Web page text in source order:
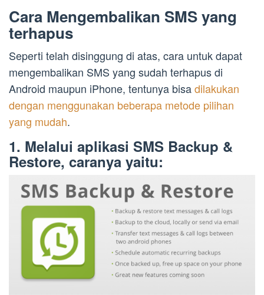
Cara Mengembalikan SMS yang
terhapus
Seperti telah disinggung di atas, cara untuk dapat
mengembalikan SMS yang sudah terhapus di
Android maupun iPhone, tentunya bisadilakukan
dengan menggunakan beberapa metode pilihan
yang mudah.
1. Melalui aplikasi SMS Backup &
Restore, caranya yaitu: